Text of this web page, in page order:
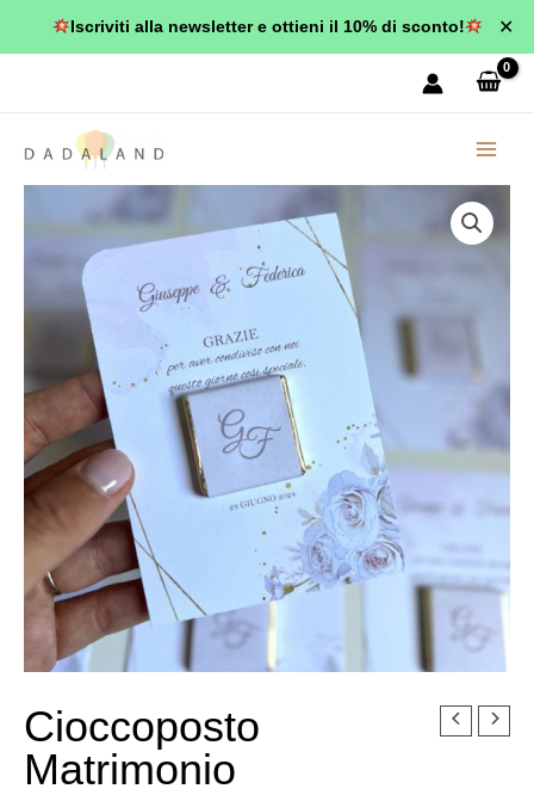
Iscriviti alla newsletter e ottieni il 10% di sconto! ✕
Cioccoposto
Matrimonio
Cioccoposto
Matrimonio
quantità